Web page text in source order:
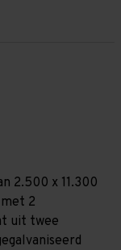
2.500 x 11.300
2
uit twee